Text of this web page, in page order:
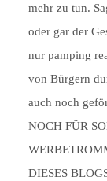
mehr zu tun.
oder gar der
nur pamping
von Bürgern
auch noch
NOCH FÜR
DIESES